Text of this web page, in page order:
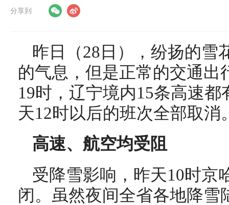
分享到
昨日（28日），纷扬的雪
的气息，但是正常的交通出
19时，辽宁境内15条高速
天12时以后的班次全部取消
高速、航空均受阻
受降雪影响，昨天10时京
闭。虽然夜间全省各地降雪